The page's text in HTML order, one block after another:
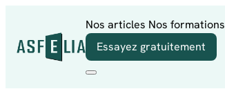
Nos articles Nos formations
Essayez gratuitement